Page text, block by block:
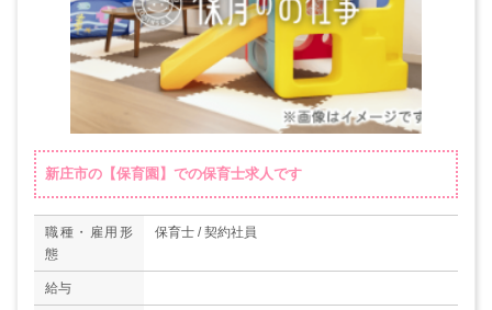
新庄市の【保育園】での保育士求人です
職種・雇用形
態
保育士 / 契約社員
給与